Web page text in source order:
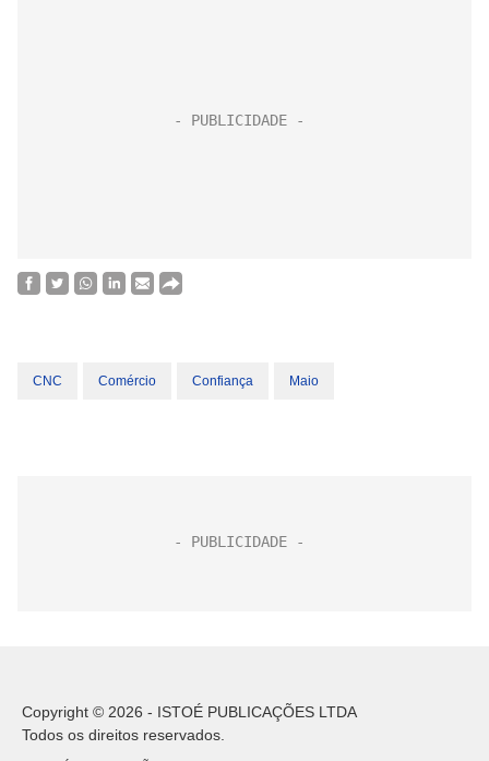
CNC Comércio Confiança Maio
Copyright © 2026 - ISTOÉ PUBLICAÇÕES LTDA
Todos os direitos reservados.